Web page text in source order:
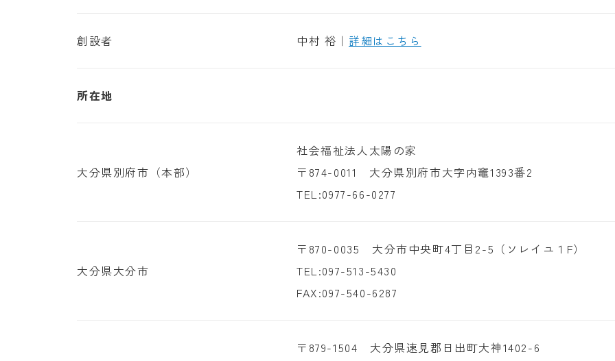
創設者 中村 裕｜ 詳細はこちら
所在地
大分県別府市（本部）
社会福祉法人太陽の家
〒874-0011 大分県別府市大字内竈1393番2
TEL:0977-66-0277
大分県大分市
〒870-0035 大分市中央町4丁目2-5（ソレイユ１F）
TEL:097-513-5430
FAX:097-540-6287
〒879-1504 大分県速見郡日出町大神1402-6